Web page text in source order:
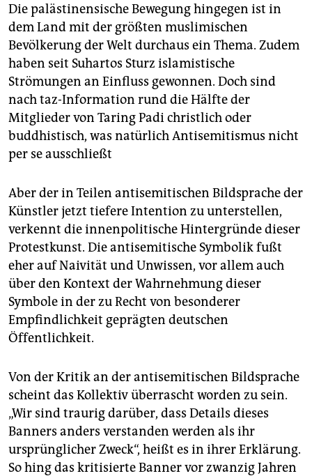
Die palästinensische Bewegung hingegen ist in
dem Land mit der größten muslimischen
Bevölkerung der Welt durchaus ein Thema. Zudem
haben seit Suhartos Sturz islamistische
Strömungen an Einfluss gewonnen. Doch sind
nach taz-Information rund die Hälfte der
Mitglieder von Taring Padi christlich oder
buddhistisch, was natürlich Antisemitismus nicht
per se ausschließt
Aber der in Teilen antisemitischen Bildsprache der
Künstler jetzt tiefere Intention zu unterstellen,
verkennt die innenpolitische Hintergründe dieser
Protestkunst. Die antisemitische Symbolik fußt
eher auf Naivität und Unwissen, vor allem auch
über den Kontext der Wahrnehmung dieser
Symbole in der zu Recht von besonderer
Empfindlichkeit geprägten deutschen
Öffentlichkeit.
Von der Kritik an der antisemitischen Bildsprache
scheint das Kollektiv überrascht worden zu sein.
„Wir sind traurig darüber, dass Details dieses
Banners anders verstanden werden als ihr
ursprünglicher Zweck“, heißt es in ihrer Erklärung.
So hing das kritisierte Banner vor zwanzig Jahren